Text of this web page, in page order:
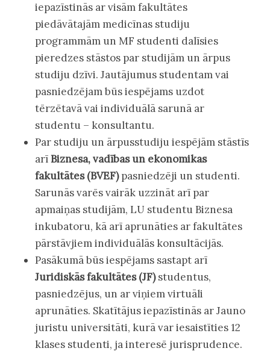
iepazīstinās ar visām fakultātes
piedāvātajām medicīnas studiju
programmām un MF studenti dalīsies
pieredzes stāstos par studijām un ārpus
studiju dzīvi. Jautājumus studentam vai
pasniedzējam būs iespējams uzdot
tērzētavā vai individuālā sarunā ar
studentu – konsultantu.
Par studiju un ārpusstudiju iespējām stāstīs
arīBiznesa, vadības un ekonomikas
fakultātes (BVEF)pasniedzēji un studenti.
Sarunās varēs vairāk uzzināt arī par
apmaiņas studijām, LU studentu Biznesa
inkubatoru, kā arī aprunāties ar fakultātes
pārstāvjiem individuālās konsultācijās.
Pasākumā būs iespējams sastapt arī
Juridiskās fakultātes (JF)studentus,
pasniedzējus, un ar viņiem virtuāli
aprunāties. Skatītājus iepazīstinās ar Jauno
juristu universitāti, kurā var iesaistīties 12
klases studenti, ja interesē jurisprudence.